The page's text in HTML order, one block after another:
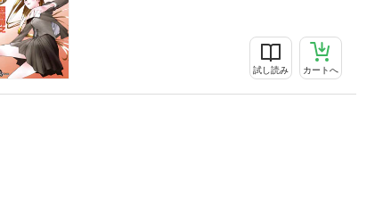
試し読み カートへ